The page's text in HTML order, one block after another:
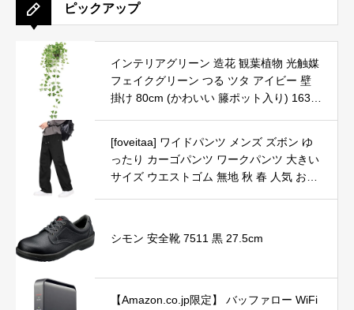
ピックアップ
インテリアグリーン 造花 観葉植物 光触媒
フェイクグリーン つる ツタ アイビー 壁
掛け 80cm (かわいい 籐ポット入り) 1636
[foveitaa] ワイドパンツ メンズ ズボン ゆ
ったり カーゴパンツ ワークパンツ 大きい
サイズ ウエストゴム 無地 秋 春 人気 おし
シモン 安全靴 7511 黒 27.5cm
【Amazon.co.jp限定】 バッファロー WiFi